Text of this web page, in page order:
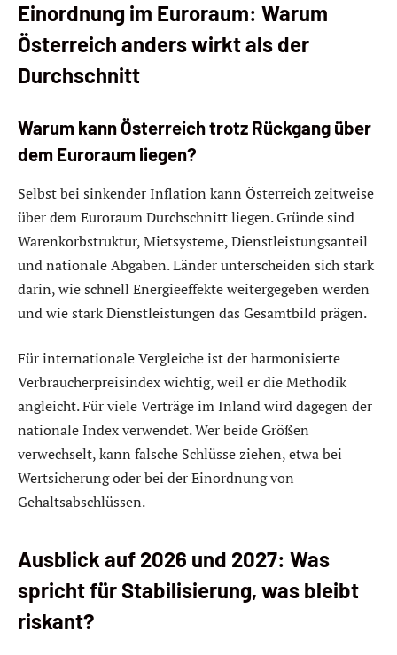
Einordnung im Euroraum: Warum
Österreich anders wirkt als der
Durchschnitt
Warum kann Österreich trotz Rückgang über
dem Euroraum liegen?
Selbst bei sinkender Inflation kann Österreich zeitweise
über dem Euroraum Durchschnitt liegen. Gründe sind
Warenkorbstruktur, Mietsysteme, Dienstleistungsanteil
und nationale Abgaben. Länder unterscheiden sich stark
darin, wie schnell Energieeffekte weitergegeben werden
und wie stark Dienstleistungen das Gesamtbild prägen.
Für internationale Vergleiche ist der harmonisierte
Verbraucherpreisindex wichtig, weil er die Methodik
angleicht. Für viele Verträge im Inland wird dagegen der
nationale Index verwendet. Wer beide Größen
verwechselt, kann falsche Schlüsse ziehen, etwa bei
Wertsicherung oder bei der Einordnung von
Gehaltsabschlüssen.
Ausblick auf 2026 und 2027: Was
spricht für Stabilisierung, was bleibt
riskant?